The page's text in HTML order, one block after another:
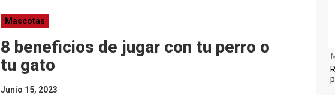
Mascotas
8 beneficios de jugar con tu perro o
tu gato
Junio 15, 2023